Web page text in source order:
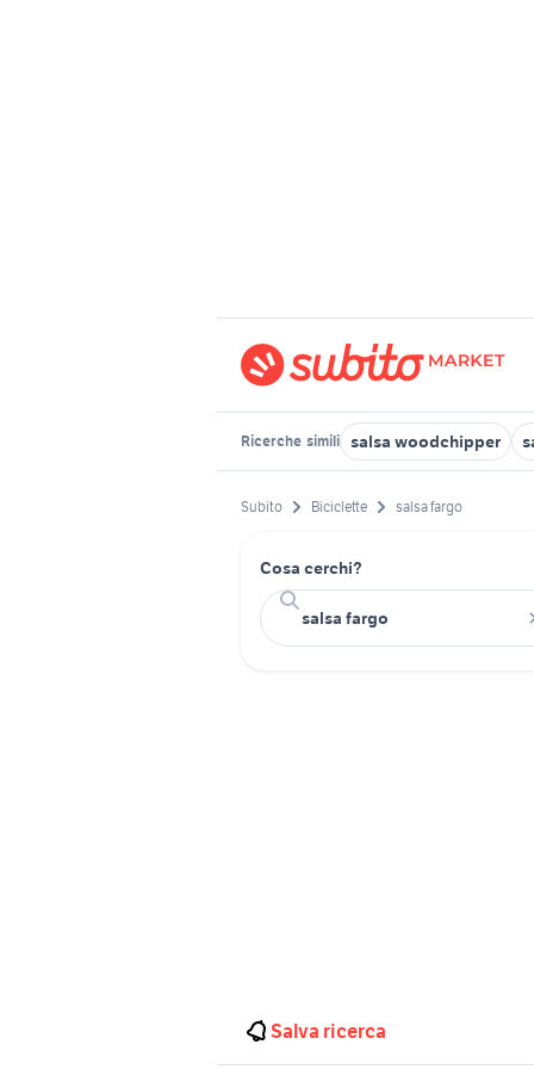
Ricerche simili salsa woodchipper
Subito Biciclette salsa fargo
Cosa cerchi?
Salva ricerca